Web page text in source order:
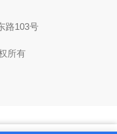
路103号
所有